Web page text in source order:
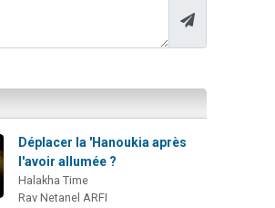
Déplacer la 'Hanoukia après
l'avoir allumée ?
Halakha Time
Rav Netanel ARFI